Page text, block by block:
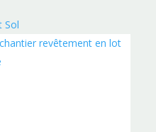
Sol
revêtement en lot